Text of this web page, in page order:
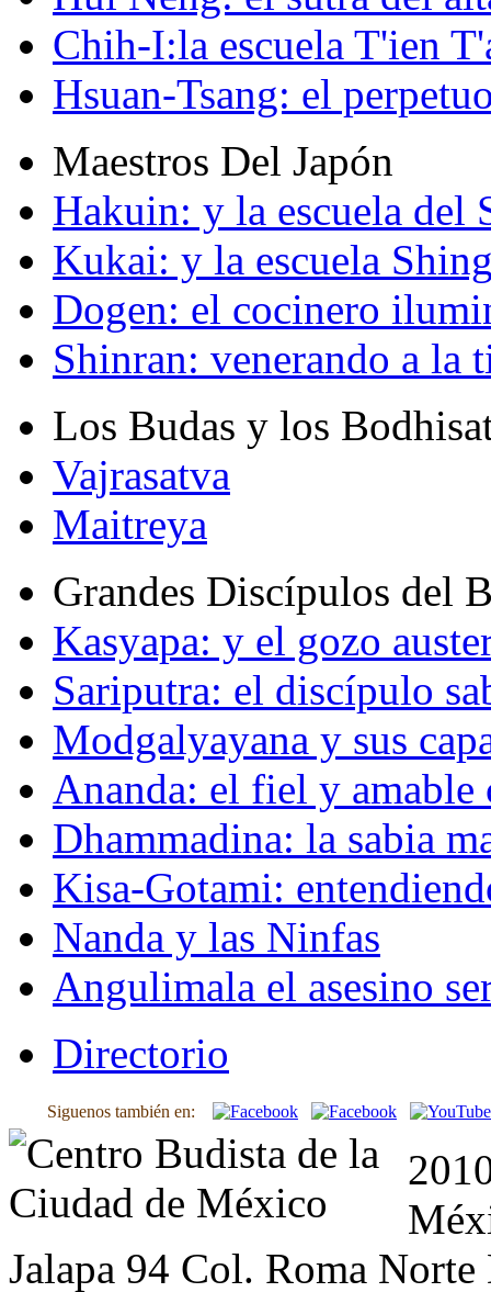
Chih-I:la escuela T'ien
Hsuan-Tsang: el
Maestros Del Japón
Hakuin: y la escuela del
Kukai: y la escuela
Dogen: el cocinero
Shinran: venerando a la
Los Budas y los
Vajrasatva
Maitreya
Grandes Discípulos del
Kasyapa: y el gozo
Sariputra: el discípulo
Modgalyayana y sus
Ananda: el fiel y amable
Dhammadina: la sabia
Kisa-Gotami:
Nanda y las Ninfas
Angulimala el asesino
Directorio
Siguenos también en:
Jalapa 94 Col. Roma